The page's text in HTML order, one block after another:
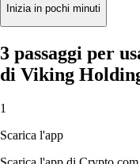
Inizia in pochi minuti
3 passaggi per
di Viking
1
Scarica l'app